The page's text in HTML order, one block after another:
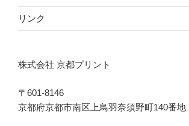
リンク
株式会社 京都プリント
〒601-8146
京都府京都市南区上鳥羽奈須野町140番地